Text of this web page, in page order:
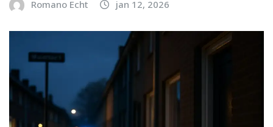
Romano Echt jan 12, 2026